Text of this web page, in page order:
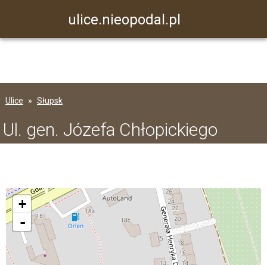
ulice.nieopodal.pl
Ulice Słupsk
Ul. gen. Józefa Chłopickiego
+
-